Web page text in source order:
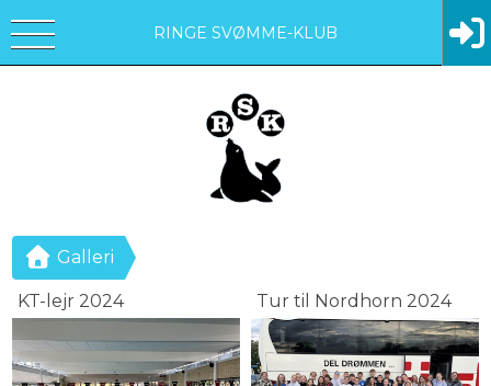
RINGE SVØMME-KLUB
Galleri
KT-lejr 2024 Tur til Nordhorn 2024